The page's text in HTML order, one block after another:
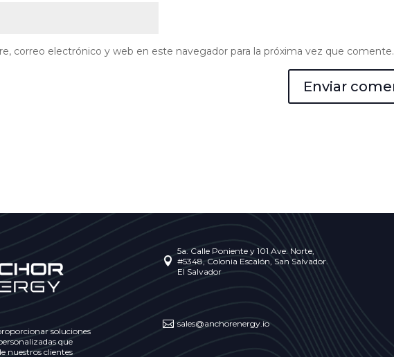
correo electrónico y web en este navegador para la próxima vez que comente.
soluciones
que
nuestros clientes

5a. Calle Poniente y 101 Ave. Norte,
#5348, Colonia Escalón, San Salvador.
El Salvador
 sales@anchorenergy.io